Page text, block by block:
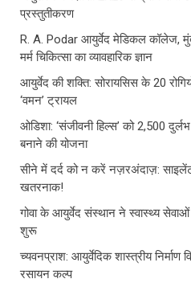
प्रस्तुतीकरण
R. A. Podar आयुर्वेद मेडिकल कॉलेज,
मर्म चिकित्सा का व्यावहारिक ज्ञान
आयुर्वेद की शक्ति: सोरायसिस के 20
‘वमन’ ट्रायल
ओडिशा: ‘संजीवनी हिल्स’ को 2,500
बनाने की योजना
सीने में दर्द को न करें नज़रअंदाज़:
खतरनाक!
गोवा के आयुर्वेद संस्थान ने स्वास्थ्य सेवाओं
शुरू
च्यवनप्राश: आयुर्वेदिक शास्त्रीय निर्माण
रसायन कल्प